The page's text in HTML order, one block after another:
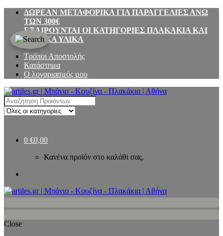
Skip
navigation
Skip
content
ΔΩΡΕΑΝ ΜΕΤΑΦΟΡΙΚΑ ΓΙΑ ΠΑΡΑΓΓΕΛΙΕΣ ΑΝΩ
ΤΩΝ 300€
ΕΞΑΙΡΟΥΝΤΑΙ ΟΙ ΚΑΤΗΓΟΡΙΕΣ ΠΛΑΚΑΚΙΑ ΚΑΙ
ΔΟΜΙΚΑ ΥΛΙΚΑ
Τρόποι Αποστολής
Κατάστημα
Ο λογαριασμός μου
Search
for:
0 €0,00
Κανένα προϊόν στο καλάθι σας.
Close